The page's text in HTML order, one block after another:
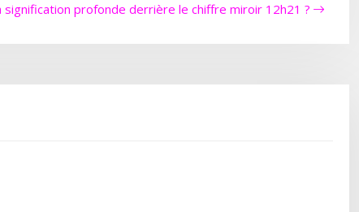
signification profonde derrière le chiffre miroir 12h21 ?